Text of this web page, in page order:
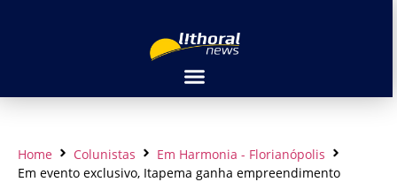
Home Colunistas
Em Harmonia - Florianópolis
Em evento exclusivo, Itapema ganha empreendimento